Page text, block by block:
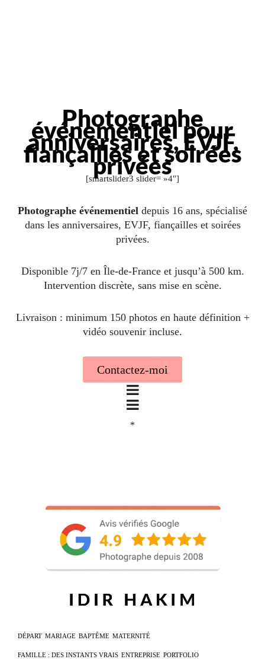
Photographe
événementiel pour
anniversaires, EVJF,
fiançailles et soirées
privées
[smartslider3 slider= »4″]
Photographe événementiel depuis 16 ans, spécialisé
dans les anniversaires, EVJF, fiançailles et soirées
privées.
Disponible 7j/7 en Île-de-France et jusqu’à 500 km.
Intervention discrète, sans mise en scène.
Livraison : minimum 150 photos en haute définition +
vidéo souvenir incluse.
Contactez-moi
*
DÉPART MARIAGE BAPTÊME MATERNITÉ
FAMILLE : DES INSTANTS VRAIS ENTREPRISE PORTFOLIO